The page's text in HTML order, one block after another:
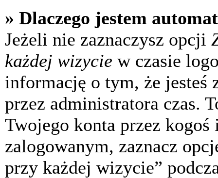
» Dlaczego jestem
Jeżeli nie zaznaczysz opcji
każdej wizycie w czasie
informację o tym, że jesteś
przez administratora czas.
Twojego konta przez kogoś
zalogowanym, zaznacz
przy każdej wizycie”